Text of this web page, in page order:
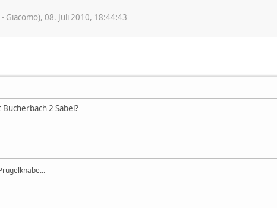
Giacomo), 08. Juli 2010, 18:44:43
2 Säbel?